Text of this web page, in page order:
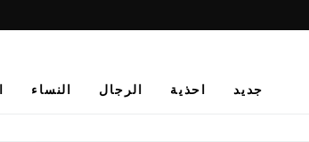
جديد احذية الرجال النساء